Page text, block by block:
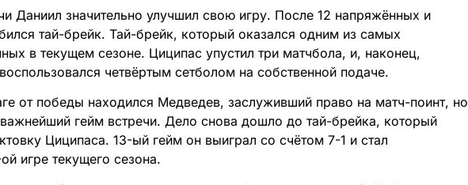
Даниил значительно улучшил свою игру. После 12 напряжённых и
тай-брейк. Тай-брейк, который оказался одним из самых
в текущем сезоне. Циципас упустил три матчбола, и, наконец,
четвёртым сетболом на собственной подаче.
от победы находился Медведев, заслуживший право на матч-поинт, но
гейм встречи. Дело снова дошло до тай-брейка, который
Циципаса. 13-ый гейм он выиграл со счётом 7-1 и стал
игре текущего сезона.